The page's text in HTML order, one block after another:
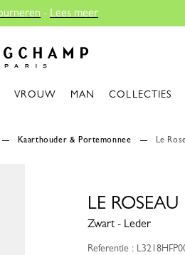
VROUW MAN COLLECTIES
Kaarthouder & Portemonnee Le
LE
Zwart - Leder
Referentie :